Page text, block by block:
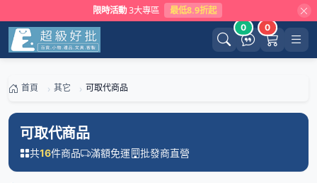
限時活動 3大專區 最低8.9折起
0 0
首頁 其它 可取代商品
可取代商品
共16件商品 滿額免運 批發商直營